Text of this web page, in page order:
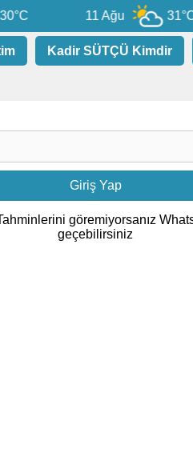
11 Ağu 31°C
Kadir SÜTÇÜ Kimdir
göremiyorsanız
geçebilirsiniz